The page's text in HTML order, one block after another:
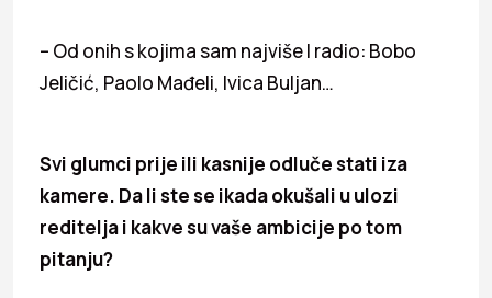
– Od onih s kojima sam najviše I radio: Bobo
Jeličić, Paolo Mađeli, Ivica Buljan…
Svi glumci prije ili kasnije odluče stati iza
kamere. Da li ste se ikada okušali u ulozi
reditelja i kakve su vaše ambicije po tom
pitanju?